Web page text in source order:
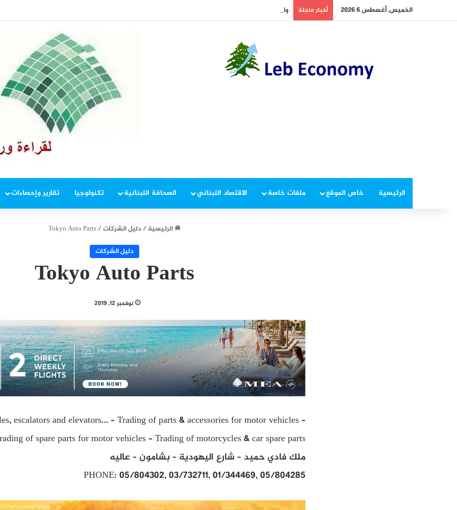
الخميس, أغسطس 6 2026 أخبار عاجلة واشنطن تنزع عبوة مجدل زون من تحت طاولة روما (نداء الوطن 6 آب)
الرئيسية خاص الموقع ملفات خاصة الاقتصاد اللبناني الصحافة اللبنانية تكنولوجيا تقارير وإحصاءات
الرئيسية / دليل الشركات/
Tokyo Auto Parts
دليل الشركات
Tokyo Auto Parts
نوفمبر 12, 2019
escalators and elevators… – Trading of parts & accessories for motor vehicles –
of spare parts for motor vehicles – Trading of motorcycles & car spare parts
ملك فادي حميد – شارع اليهودية – بشامون – عاليه
PHONE: 05/804302, 03/732711, 01/344469, 05/804285